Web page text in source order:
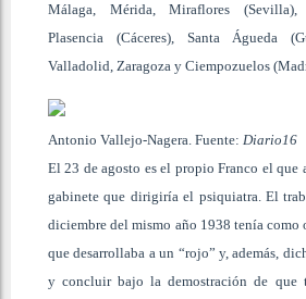
Málaga, Mérida, Miraflores (Sevilla),
Plasencia (Cáceres), Santa Águeda
Valladolid, Zaragoza y Ciempozuelos
Antonio Vallejo-Nagera. Fuente: Diario16
El 23 de agosto es el propio Franco el que
gabinete que dirigiría el psiquiatra. El
diciembre del mismo año 1938 tenía como
que desarrollaba a un “rojo” y, además,
y concluir bajo la demostración de que